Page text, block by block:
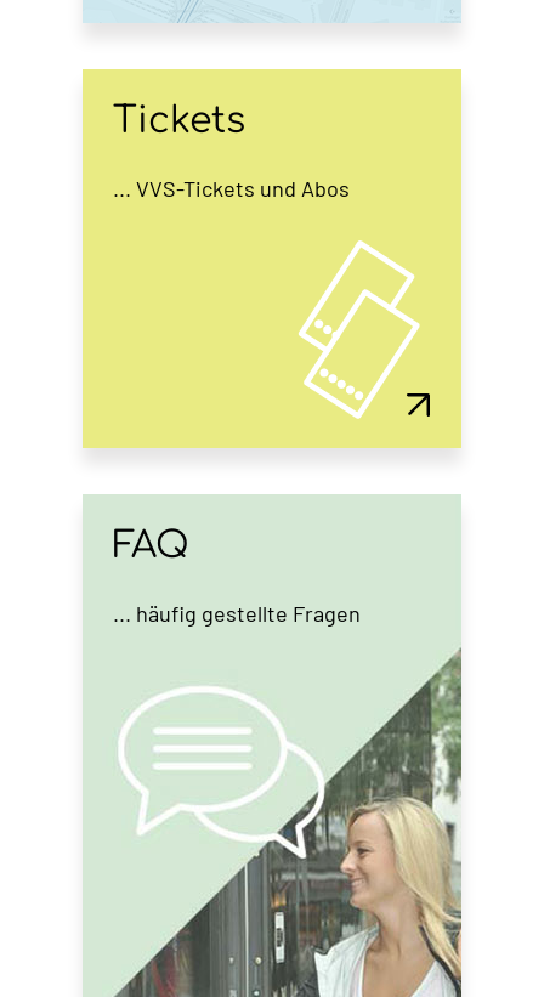
Tickets
... VVS-Tickets und Abos
FAQ
... häufig gestellte Fragen